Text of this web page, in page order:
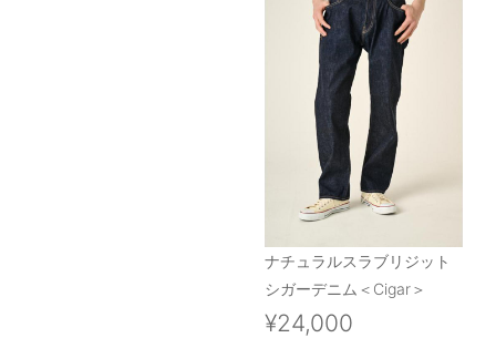
ナチュラルスラブリジット
シガーデニム＜Cigar＞
¥24,000